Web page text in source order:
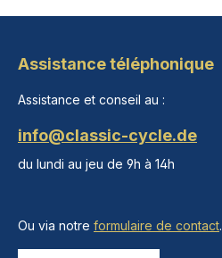
Assistance téléphonique
Assistance et conseil au :
info@classic-cycle.de
du lundi au jeu de 9h à 14h
Ou via notre formulaire de contact.